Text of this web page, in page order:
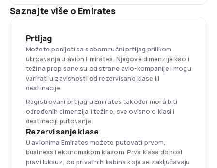
Saznajte više o Emirates
Prtljag
Možete ponijeti sa sobom ručni prtljag prilikom
ukrcavanja u avion Emirates. Njegove dimenzije kao i
težina propisane su od strane avio-kompanije i mogu
varirati u zavisnosti od rezervisane klase ili
destinacije.
Registrovani prtljag u Emirates također mora biti
određenih dimenzija i težine, sve ovisno o klasi i
destinaciji putovanja.
Rezervisanje klase
U avionima Emirates možete putovati prvom,
business i ekonomskom klasom. Prva klasa donosi
pravi luksuz, od privatnih kabina koje se zaključavaju